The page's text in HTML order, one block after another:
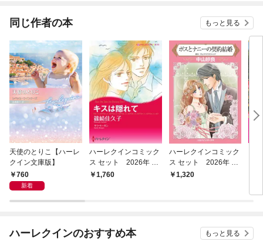
同じ作者の本 もっと見る
天使のとりこ【ハーレ
クイン文庫版】
760
新着
ハーレクインコミック
ス セット 2026年 vo
l.914
1,760
ハーレクインコミック
ス セット 2026年 vo
l.848
1,320
文
ハーレクインのおすすめ本 もっと見る